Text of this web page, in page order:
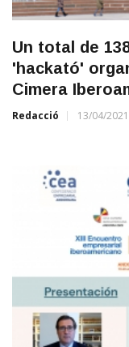
Un total de
'hackató'
Cimera
Redacció 13/04/